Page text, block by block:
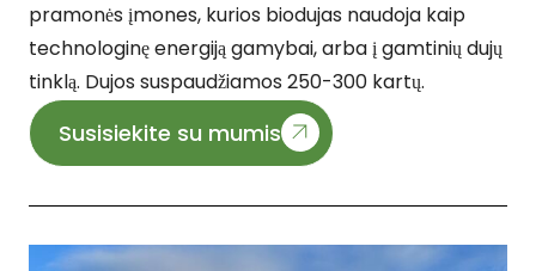
pramonės įmones, kurios biodujas naudoja kaip
technologinę energiją gamybai, arba į gamtinių dujų
tinklą. Dujos suspaudžiamos 250-300 kartų.
Susisiekite su mumis